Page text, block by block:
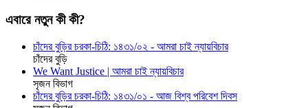
এবারে নতুন কী কী?
চাঁদের বুড়ির চরকা-চিঠি: ১৪৩১/০২ - আমরা চাই ন্যায়বিচার
চাঁদের বুড়ি
We Want Justice | আমরা চাই ন্যায়বিচার
সৃজন বিভাগ
চাঁদের বুড়ির চরকা-চিঠি: ১৪৩১/০১ - আজ বিশ্ব পরিবেশ দিবস